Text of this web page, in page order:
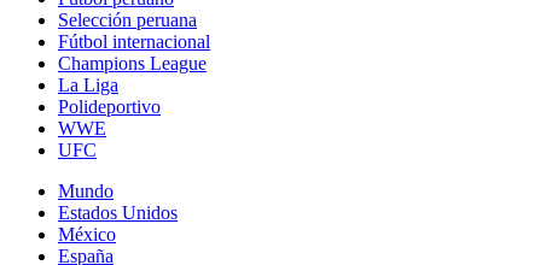
Selección peruana
Fútbol internacional
Champions League
La Liga
Polideportivo
WWE
UFC
Mundo
Estados Unidos
México
España